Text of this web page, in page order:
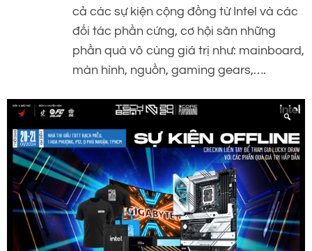
cả các sự kiện cộng đồng từ Intel và các
đối tác phần cứng, cơ hội săn những
phần quà vô cùng giá trị như: mainboard,
màn hình, nguồn, gaming gears,….